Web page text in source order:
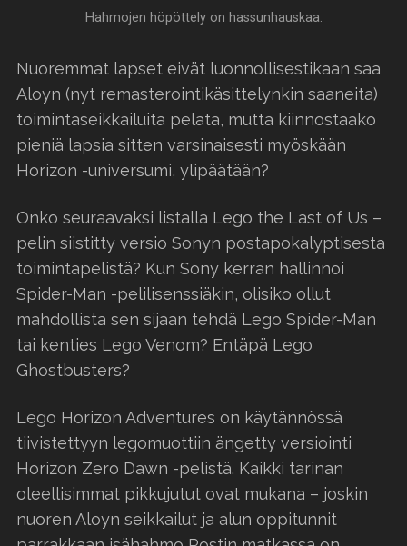
Hahmojen höpöttely on hassunhauskaa.
Nuoremmat lapset eivät luonnollisestikaan saa
Aloyn (nyt remasterointikäsittelynkin saaneita)
toimintaseikkailuita pelata, mutta kiinnostaako
pieniä lapsia sitten varsinaisesti myöskään
Horizon -universumi, ylipäätään?
Onko seuraavaksi listalla Lego the Last of Us –
pelin siistitty versio Sonyn postapokalyptisesta
toimintapelistä? Kun Sony kerran hallinnoi
Spider-Man -pelilisenssiäkin, olisiko ollut
mahdollista sen sijaan tehdä Lego Spider-Man
tai kenties Lego Venom? Entäpä Lego
Ghostbusters?
Lego Horizon Adventures on käytännössä
tiivistettyyn legomuottiin ängetty versiointi
Horizon Zero Dawn -pelistä. Kaikki tarinan
oleellisimmat pikkujutut ovat mukana – joskin
nuoren Aloyn seikkailut ja alun oppitunnit